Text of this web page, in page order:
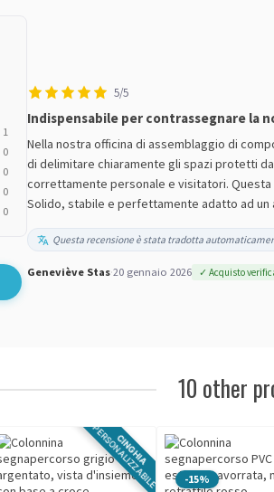
1
0
0
0
0
5/5
Indispensabile per contrassegnare la
Nella nostra officina di assemblaggio di
di delimitare chiaramente gli spazi protetti
correttamente personale e visitatori.
Solido, stabile e perfettamente adatto ad un
Questa recensione è stata tradotta
Geneviève Stas·20 gennaio 2026 ✓ Acquisto
10 other
CINGHIA
PERSONALIZZABILE -15%